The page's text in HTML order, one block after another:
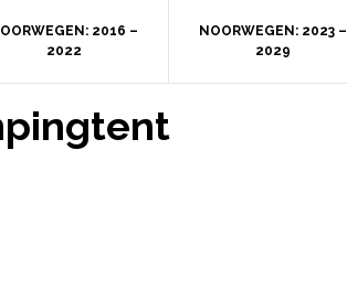
2016 –
2022
NOORWEGEN: 2023 –
2029